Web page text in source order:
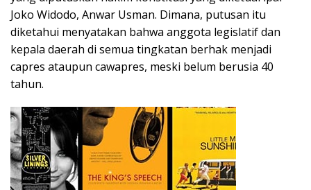
Joko Widodo, Anwar Usman. Dimana, putusan itu
diketahui menyatakan bahwa anggota legislatif dan
kepala daerah di semua tingkatan berhak menjadi
capres ataupun cawapres, meski belum berusia 40
tahun.